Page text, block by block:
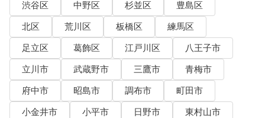
渋谷区
中野区 杉並区
豊島区
北区
荒川区 板橋区
練馬区
足立区
葛飾区 江戸川区
八王子市
立川市
武蔵野市 三鷹市
青梅市
府中市
昭島市 調布市
町田市
小金井市
小平市 日野市
東村山市